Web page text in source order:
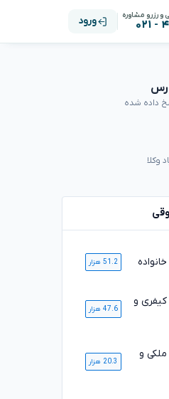
و رزرو مشاوره ورود
داده شده
وکلا
51.2 هزار
و
47.6 هزار
و
20.3 هزار